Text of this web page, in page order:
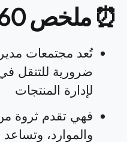
⏰ ملخص 60 ثانية
تُعد مجتمعات
ضرورية للتنقل
لإدارة المنتجات
فهي تقدم ثروة
والموارد،